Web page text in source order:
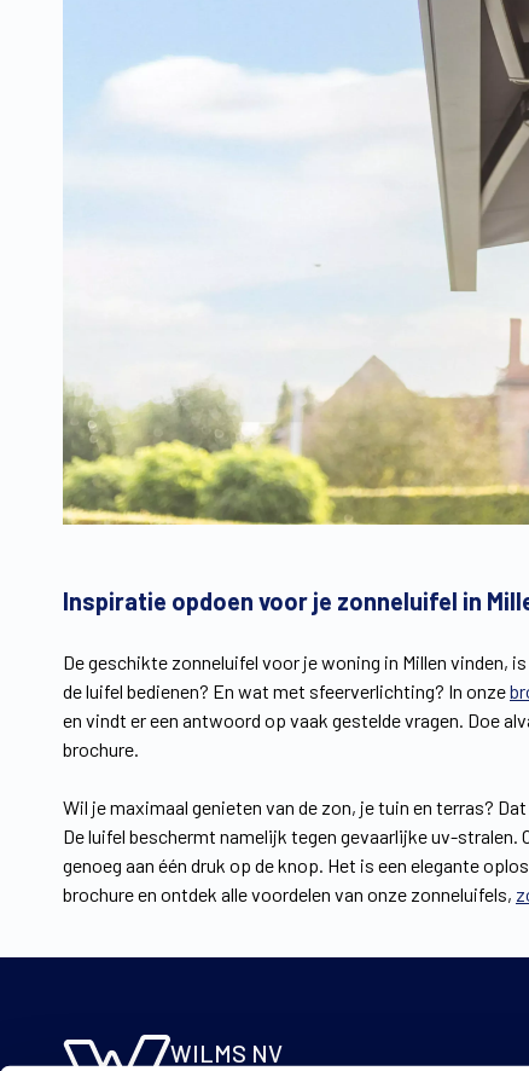
Inspiratie opdoen voor je zonneluifel in
De geschikte zonneluifel voor je woning in Millen vinden,
de luifel bedienen? En wat met sfeerverlichting? In onze
en vindt er een antwoord op vaak gestelde vragen. Doe
brochure.
Wil je maximaal genieten van de zon, je tuin en terras?
De luifel beschermt namelijk tegen gevaarlijke uv-stralen.
genoeg aan één druk op de knop. Het is een elegante
brochure en ontdek alle voordelen van onze zonneluifels,
WILMS NV